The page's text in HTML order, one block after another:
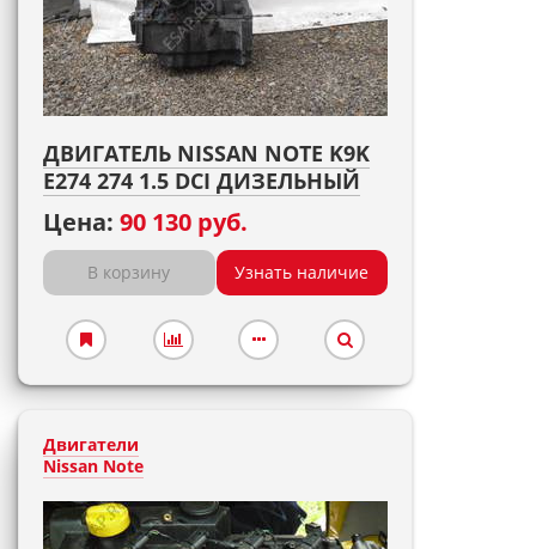
ДВИГАТЕЛЬ NISSAN NOTE K9K
E274 274 1.5 DCI ДИЗЕЛЬНЫЙ
Цена: 90 130 руб.
В корзину Узнать наличие
Двигатели
Nissan Note